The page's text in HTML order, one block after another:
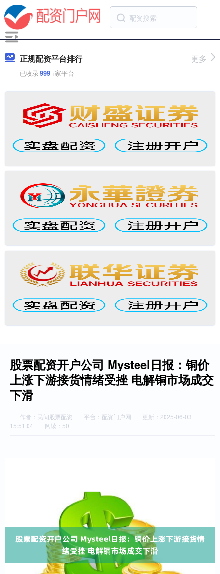
正规配资平台排行
已收录999+家平台
更多
股票配资开户公司 Mysteel日报：铜价
上涨下游接货情绪受挫 电解铜市场成交
下滑
作者：民间股票配资 平台：配资门户网
更新：2025-06-03
15:51:04
阅读：50